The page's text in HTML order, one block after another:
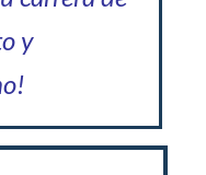
y